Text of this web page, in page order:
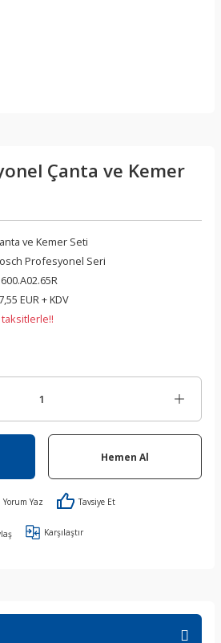
Çanta ve Kemer
ve Kemer Seti
Profesyonel Seri
EUR + KDV
Hemen Al
Yorum Yaz Tavsiye Et
Karşılaştır